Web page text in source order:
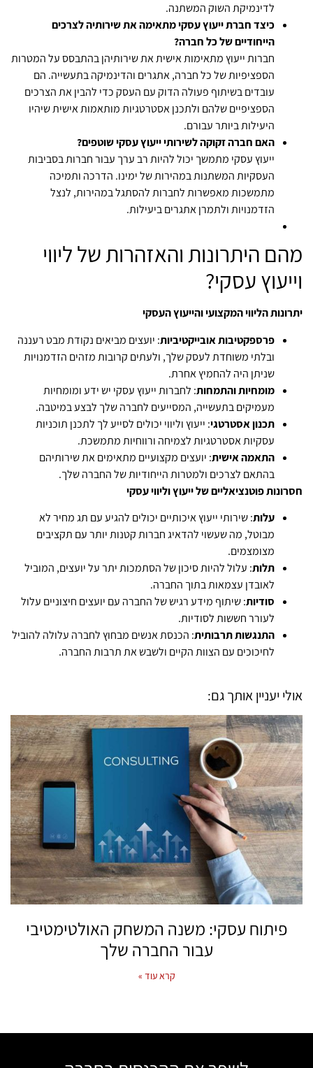
לדינמיקת השוק המשתנה.
כיצד חברת ייעוץ עסקי מתאימה את שירותיה לצרכים
הייחודיים של כל חברה?
חברות ייעוץ מתאימות אישית את שירותיהן בהתבסס על המטרות
הספציפיות של כל חברה, אתגרים והדינמיקה בתעשייה. הם
עובדים בשיתוף פעולה הדוק עם העסק כדי להבין את הצרכים
הספציפיים שלהם ולתכנן אסטרטגיות מותאמות אישית שיהיו
היעילות ביותר עבורם.
האם חברה זקוקה לשירותי ייעוץ עסקי שוטפים?
ייעוץ עסקי מתמשך יכול להיות רב ערך עבור חברות בסביבות
העסקיות המשתנות במהירות של ימינו. הדרכה ותמיכה
מתמשכות מאפשרות לחברות להסתגל במהירות, לנצל
הזדמנויות ולתמרן אתגרים ביעילות.
מהם היתרונות והאזהרות של ליווי
וייעוץ עסקי?
יתרונות הליווי המקצועי והייעוץ העסקי
פרספקטיבות אובייקטיביות: יועצים מביאים נקודת מבט רעננה
ובלתי משוחדת לעסק שלך, ולעתים קרובות מזהים הזדמנויות
שניתן היה להחמיץ אחרת.
מומחיות והתמחות: לחברות ייעוץ עסקי יש ידע ומומחיות
מעמיקים בתעשייה, המסייעים לחברה שלך לבצע במיטבה.
תכנון אסטרטגי: ייעוץ וליווי יכולים לסייע לך לתכנן תוכניות
עסקיות אסטרטגיות לצמיחה ורווחיות מתמשכת.
התאמה אישית: יועצים מקצועיים מתאימים את שירותיהם
בהתאם לצרכים ולמטרות הייחודיות של החברה שלך.
חסרונות פוטנציאליים של ייעוץ וליווי עסקי
עלות: שירותי ייעוץ איכותיים יכולים להגיע עם תג מחיר לא
מבוטל, מה שעשוי להדאיג חברות קטנות יותר עם תקציבים
מצומצמים.
תלות: עלול להיות סיכון של הסתמכות יתר על יועצים, המוביל
לאובדן עצמאות בתוך החברה.
סודיות: שיתוף מידע רגיש של החברה עם יועצים חיצוניים עלול
לעורר חששות לסודיות.
התנגשות תרבותית: הכנסת אנשים מבחוץ לחברה עלולה להוביל
לחיכוכים עם הצוות הקיים ולשבש את תרבות החברה.
אולי יעניין אותך גם:
פיתוח עסקי: משנה המשחק האולטימטיבי
עבור החברה שלך
קרא עוד »